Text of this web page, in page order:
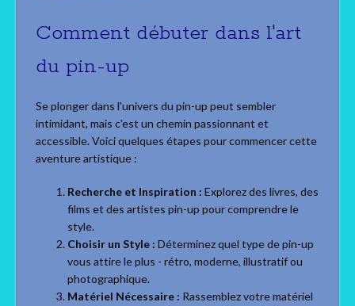
Comment débuter dans l'art
du pin-up
Se plonger dans l'univers du pin-up peut sembler
intimidant, mais c'est un chemin passionnant et
accessible. Voici quelques étapes pour commencer cette
aventure artistique :
Recherche et Inspiration : Explorez des livres, des
films et des artistes pin-up pour comprendre le
style.
Choisir un Style : Déterminez quel type de pin-up
vous attire le plus - rétro, moderne, illustratif ou
photographique.
Matériel Nécessaire : Rassemblez votre matériel